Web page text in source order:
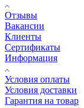
Отзывы
Вакансии
Клиенты
Сертификаты
Информация
Условия оплаты
Условия доставки
Гарантия на товар